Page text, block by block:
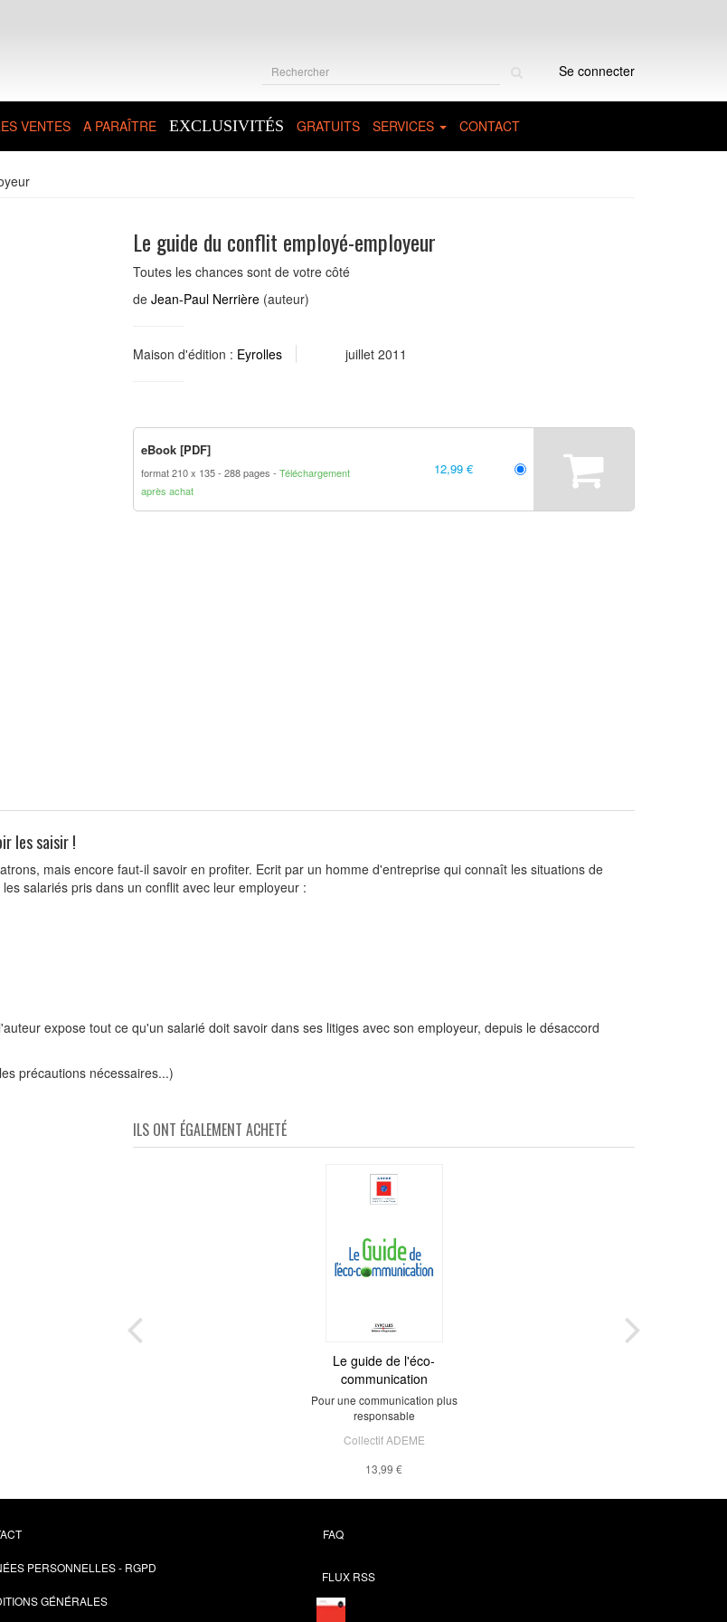
Se connecter
VENTES A PARAÎTRE EXCLUSIVITÉS GRATUITS SERVICES CONTACT
Le guide du conflit employé-employeur
Toutes les chances sont de votre côté
de Jean-Paul Nerrière (auteur)
Maison d'édition : Eyrolles juillet 2011
eBook [PDF]
format 210 x 135 288 pages
Téléchargement
après achat
12,99 €
les saisir !
mais encore faut-il savoir en profiter. Ecrit par un homme d'entreprise qui connaît les situations de
salariés pris dans un conflit avec leur employeur :
expose tout ce qu'un salarié doit savoir dans ses litiges avec son employeur, depuis le désaccord
précautions nécessaires...)
ILS ONT ÉGALEMENT ACHETÉ
Le guide de l'éco-
communication
Pour une communication plus
responsable
Collectif ADEME
13,99 €
PERSONNELLES - RGPD
GÉNÉRALES
FAQ
FLUX RSS